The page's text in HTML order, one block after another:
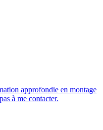
approfondie en montage
à me contacter.